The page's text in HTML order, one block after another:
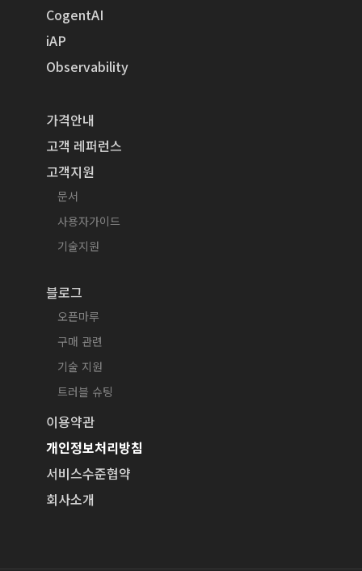
CogentAI
iAP
Observability
가격안내
고객 레퍼런스
고객지원
문서
사용자가이드
기술지원
블로그
오픈마루
구매 관련
기술 지원
트러블 슈팅
이용약관
개인정보처리방침
서비스수준협약
회사소개